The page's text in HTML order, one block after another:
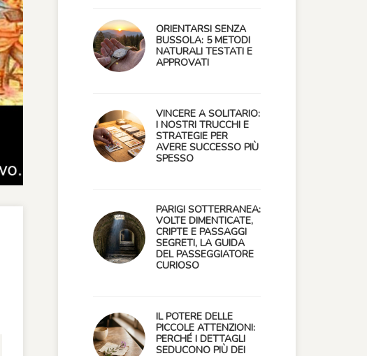
ORIENTARSI SENZA
BUSSOLA: 5 METODI
NATURALI TESTATI E
APPROVATI
VINCERE A SOLITARIO:
I NOSTRI TRUCCHI E
STRATEGIE PER
AVERE SUCCESSO PIÙ
SPESSO
PARIGI SOTTERRANEA:
VOLTE DIMENTICATE,
CRIPTE E PASSAGGI
SEGRETI, LA GUIDA
DEL PASSEGGIATORE
CURIOSO
IL POTERE DELLE
PICCOLE ATTENZIONI:
PERCHÉ I DETTAGLI
SEDUCONO PIÙ DEI